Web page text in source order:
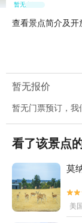
暂无点评
查看景点简介及开
暂无报价
暂无门票预订，我
看了该景点
莫
美